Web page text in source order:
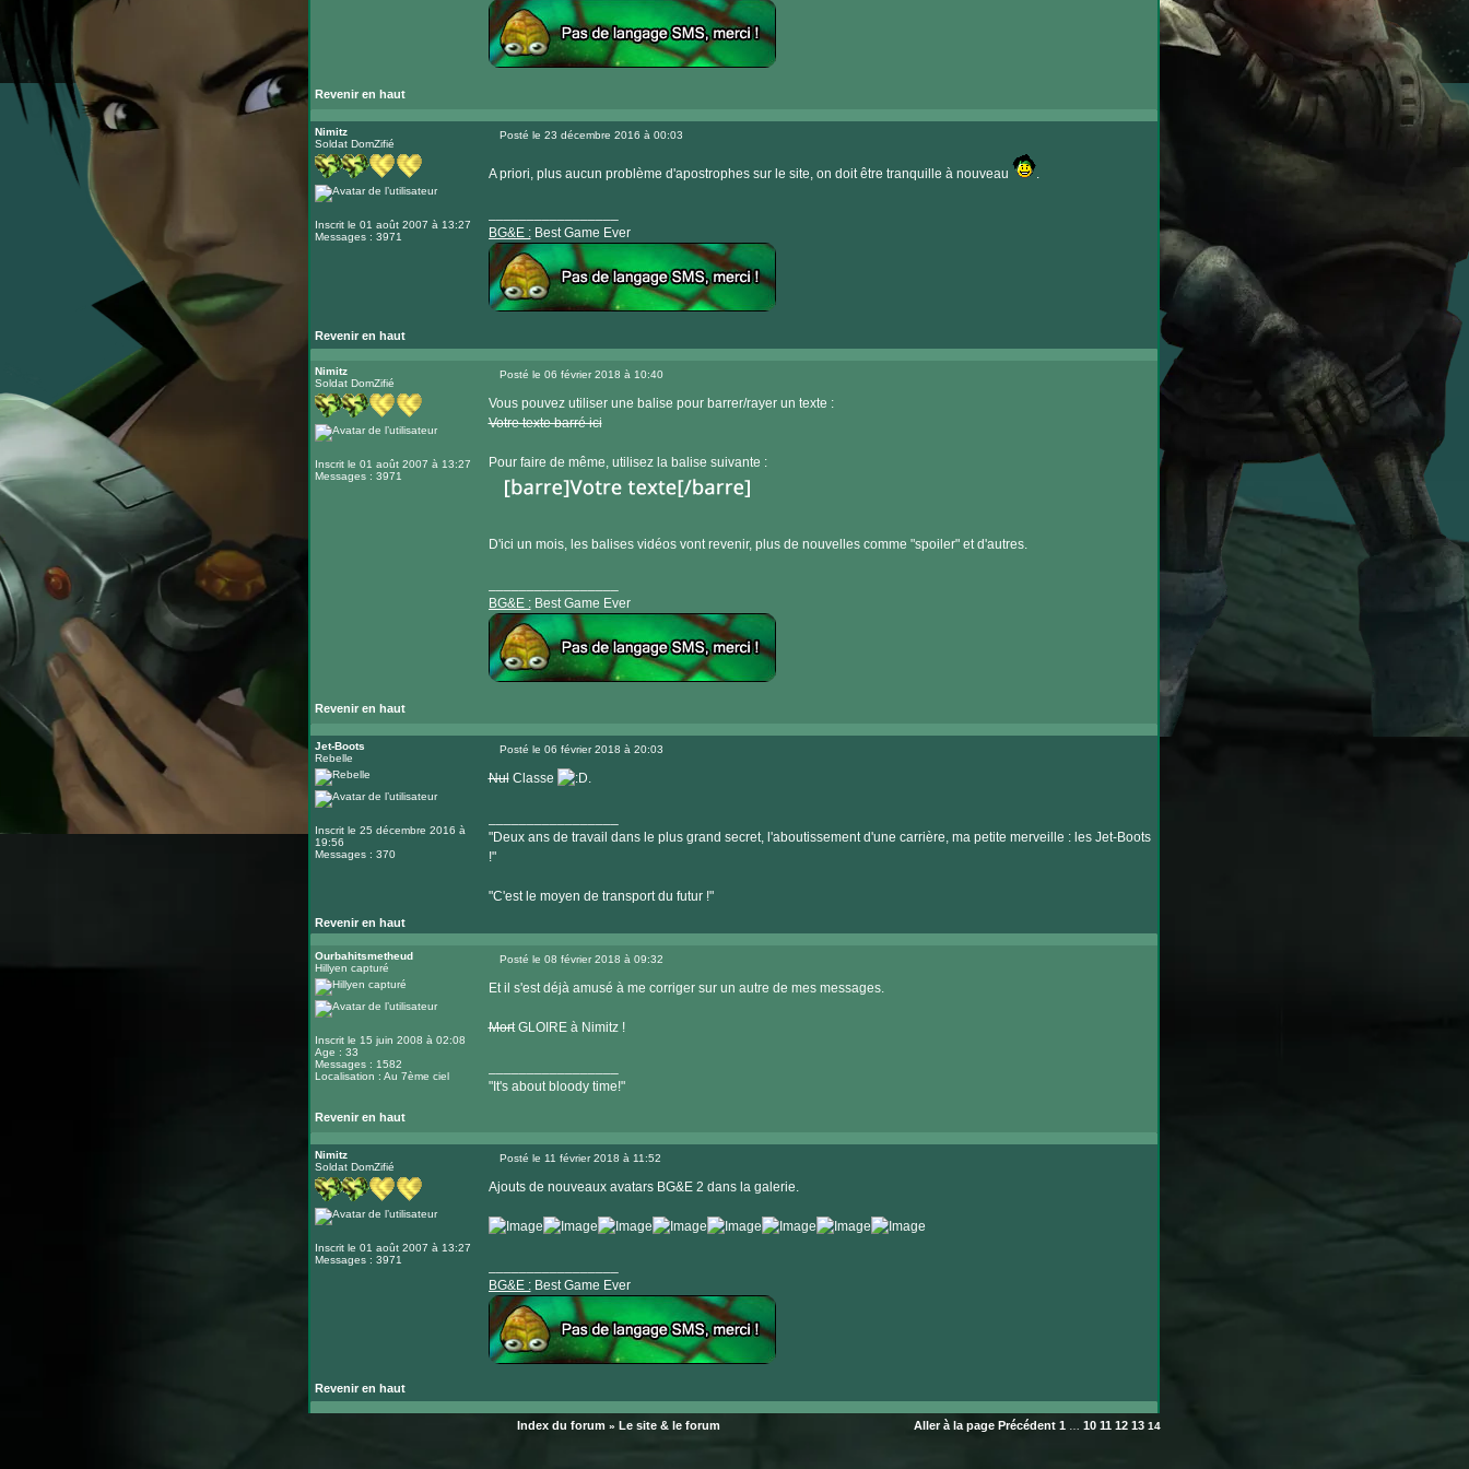
Revenir en haut
le
site
Nimitz
Soldat DomZifié
Inscrit le 01 août 2007 à 13:27
Messages : 3971
Posté le 23 décembre 2016 à 00:03
A priori, plus aucun problème d'apostrophes sur le site, on doit être tranquille à nouveau .
BG&E :Best Game Ever
Revenir en haut
Visiter
site
Nimitz
Soldat DomZifié
Inscrit le 01 août 2007 à 13:27
Messages : 3971
Posté le 06 février 2018 à 10:40
Vous pouvez utiliser une balise pour barrer/rayer un texte :
Votre texte barré ici
Pour faire de même, utilisez la balise suivante :
D'ici un mois, les balises vidéos vont revenir, plus de nouvelles comme "spoiler" et d'autres.
BG&E :Best Game Ever
Revenir en haut
le
site
Jet-Boots
Rebelle
Inscrit le 25 décembre 2016 à
19:56
Messages : 370
Posté le 06 février 2018 à 20:03
NulClasse .
"Deux ans de travail dans le plus grand secret, l'aboutissement d'une carrière, ma petite merveille : les Jet-Boots
!"
"C'est le moyen de transport du futur !"
Revenir en haut
Ourbahitsmetheud
Hillyen capturé
Inscrit le 15 juin 2008 à 02:08
Age : 33
Messages : 1582
Localisation : Au 7ème ciel
Posté le 08 février 2018 à 09:32
Et il s'est déjà amusé à me corriger sur un autre de mes messages.
MortGLOIRE à Nimitz !
"It's about bloody time!"
Revenir en haut
le
site
Nimitz
Soldat DomZifié
Inscrit le 01 août 2007 à 13:27
Messages : 3971
Posté le 11 février 2018 à 11:52
Ajouts de nouveaux avatars BG&E 2 dans la galerie.
BG&E :Best Game Ever
Revenir en haut
Visiter
le
site
Index du forum » Le site & le forum Aller à la page Précédent 1 10 11 12 13 14